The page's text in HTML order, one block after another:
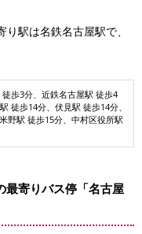
駅は名鉄名古屋駅で、
歩3分、近鉄名古屋駅 徒歩4
徒歩14分、伏見駅 徒歩14分、
野駅 徒歩15分、中村区役所駅
最寄りバス停「名古屋